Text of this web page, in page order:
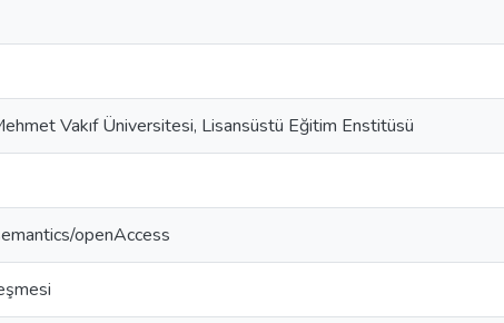
Vakıf Üniversitesi, Lisansüstü Eğitim Enstitüsü
openAccess